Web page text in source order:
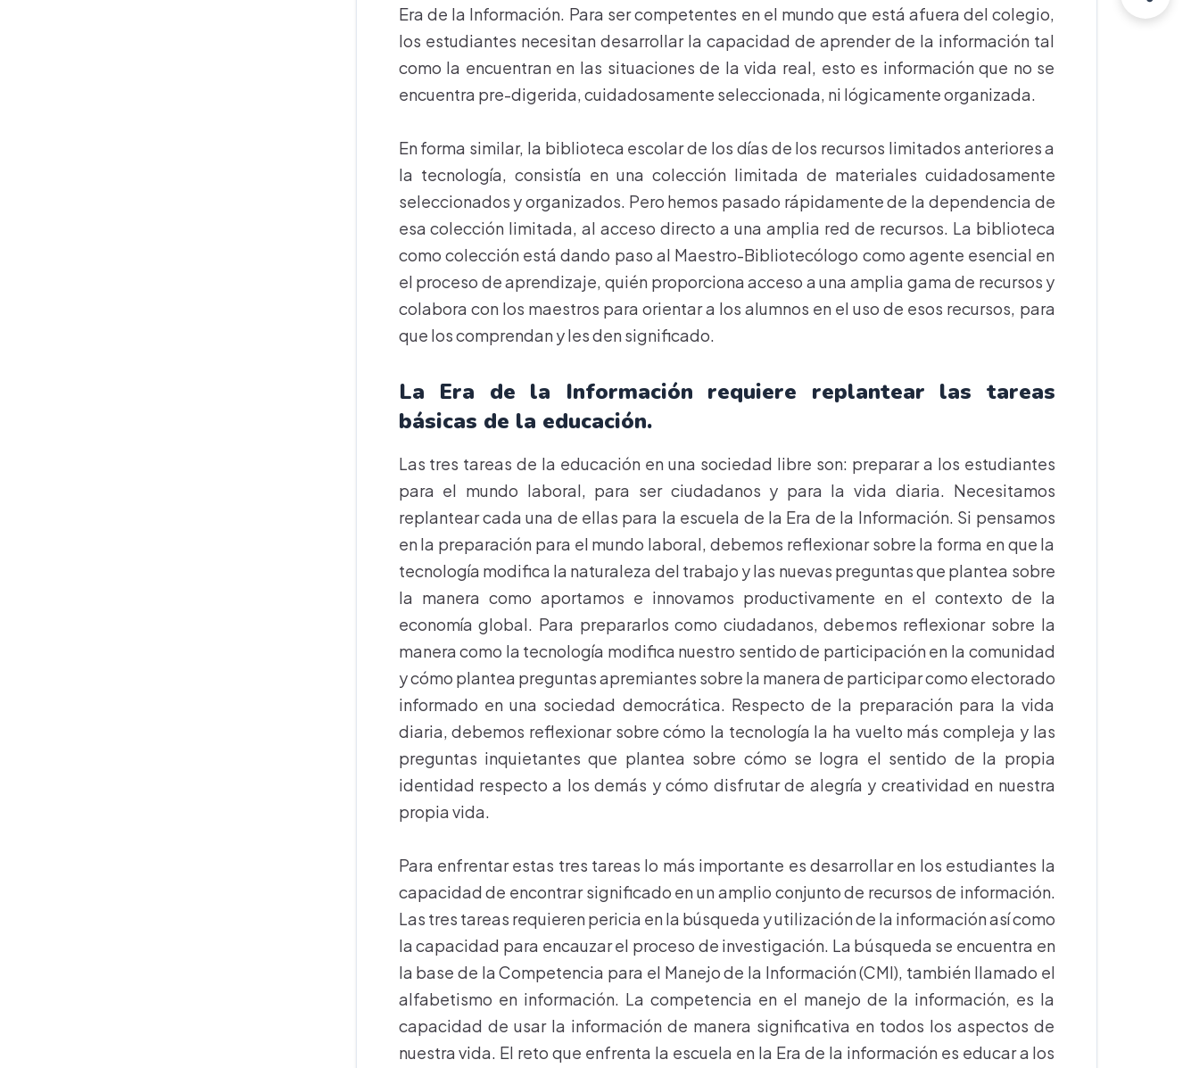
Era de la Información. Para ser competentes en el mundo que está afuera del colegio,
los estudiantes necesitan desarrollar la capacidad de aprender de la información tal
como la encuentran en las situaciones de la vida real, esto es información que no se
encuentra pre-digerida, cuidadosamente seleccionada, ni lógicamente organizada.
En forma similar, la biblioteca escolar de los días de los recursos limitados anteriores a
la tecnología, consistía en una colección limitada de materiales cuidadosamente
seleccionados y organizados. Pero hemos pasado rápidamente de la dependencia de
esa colección limitada, al acceso directo a una amplia red de recursos. La biblioteca
como colección está dando paso al Maestro-Bibliotecólogo como agente esencial en
el proceso de aprendizaje, quién proporciona acceso a una amplia gama de recursos y
colabora con los maestros para orientar a los alumnos en el uso de esos recursos, para
que los comprendan y les den significado.
La Era de la Información requiere replantear las tareas
básicas de la educación.
Las tres tareas de la educación en una sociedad libre son: preparar a los estudiantes
para el mundo laboral, para ser ciudadanos y para la vida diaria. Necesitamos
replantear cada una de ellas para la escuela de la Era de la Información. Si pensamos
en la preparación para el mundo laboral, debemos reflexionar sobre la forma en que la
tecnología modifica la naturaleza del trabajo y las nuevas preguntas que plantea sobre
la manera como aportamos e innovamos productivamente en el contexto de la
economía global. Para prepararlos como ciudadanos, debemos reflexionar sobre la
manera como la tecnología modifica nuestro sentido de participación en la comunidad
y cómo plantea preguntas apremiantes sobre la manera de participar como electorado
informado en una sociedad democrática. Respecto de la preparación para la vida
diaria, debemos reflexionar sobre cómo la tecnología la ha vuelto más compleja y las
preguntas inquietantes que plantea sobre cómo se logra el sentido de la propia
identidad respecto a los demás y cómo disfrutar de alegría y creatividad en nuestra
propia vida.
Para enfrentar estas tres tareas lo más importante es desarrollar en los estudiantes la
capacidad de encontrar significado en un amplio conjunto de recursos de información.
Las tres tareas requieren pericia en la búsqueda y utilización de la información así como
la capacidad para encauzar el proceso de investigación. La búsqueda se encuentra en
la base de la Competencia para el Manejo de la Información (CMI), también llamado el
alfabetismo en información. La competencia en el manejo de la información, es la
capacidad de usar la información de manera significativa en todos los aspectos de
nuestra vida. El reto que enfrenta la escuela en la Era de la información es educar a los